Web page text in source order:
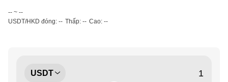
-- ~ --
USDT/HKD đóng: -- Thấp: -- Cao: --
USDT